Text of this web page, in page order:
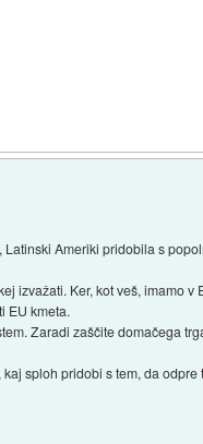
Ameriki pridobila s
izvažati. Ker, kot veš, imamo
EU kmeta.
Zaradi zaščite domačega
sploh pridobi s tem, da odpre